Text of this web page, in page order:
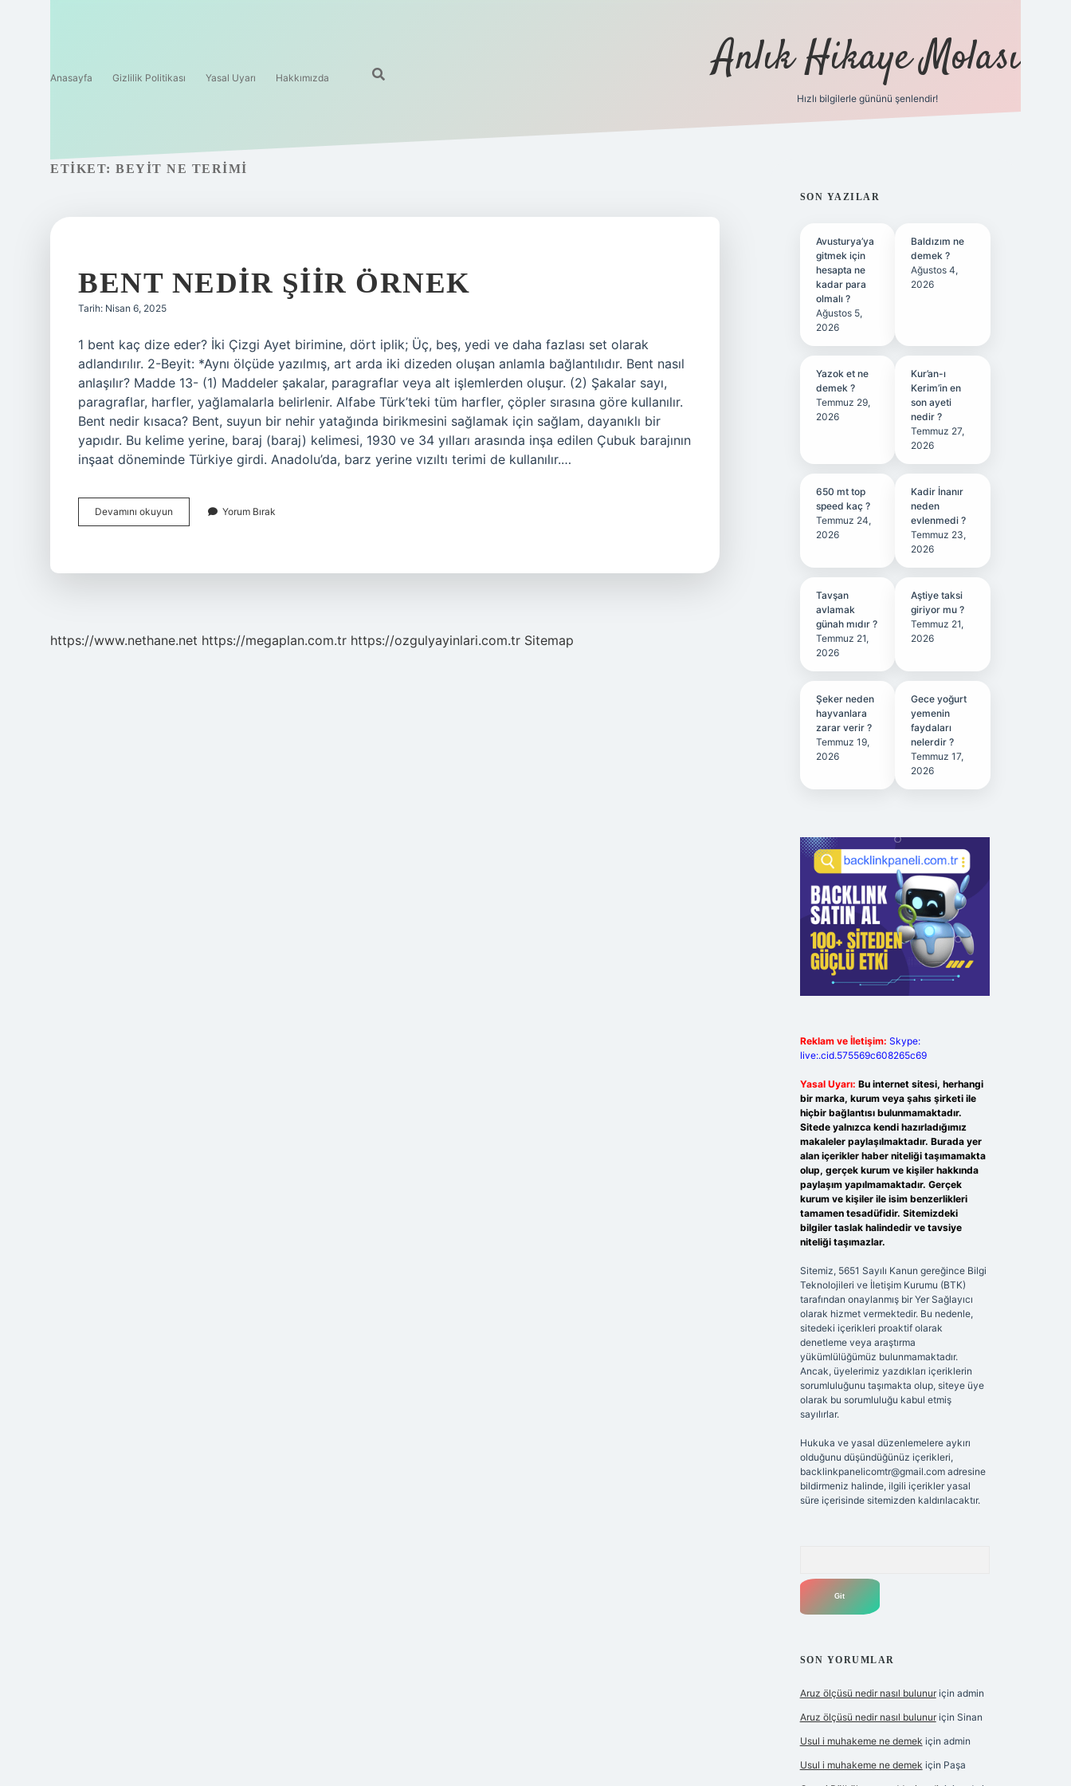
Anasayfa Gizlilik Politikası Yasal Uyarı Hakkımızda Anlık Hikaye Molası
Hızlı bilgilerle gününü şenlendir!
ETIKET: BEYIT NE TERIMI
BENT NEDIR ŞIIR ÖRNEK
Tarih: Nisan 6, 2025
1 bent kaç dize eder? İki Çizgi Ayet birimine, dört iplik; Üç, beş, yedi ve daha fazlası set olarak
adlandırılır. 2-Beyit: *Aynı ölçüde yazılmış, art arda iki dizeden oluşan anlamla bağlantılıdır. Bent nasıl
anlaşılır? Madde 13- (1) Maddeler şakalar, paragraflar veya alt işlemlerden oluşur. (2) Şakalar sayı,
paragraflar, harfler, yağlamalarla belirlenir. Alfabe Türk’teki tüm harfler, çöpler sırasına göre kullanılır.
Bent nedir kısaca? Bent, suyun bir nehir yatağında birikmesini sağlamak için sağlam, dayanıklı bir
yapıdır. Bu kelime yerine, baraj (baraj) kelimesi, 1930 ve 34 yılları arasında inşa edilen Çubuk barajının
inşaat döneminde Türkiye girdi. Anadolu’da, barz yerine vızıltı terimi de kullanılır.…
Devamını okuyun
Nedir
Yorum Bırak
https://www.nethane.net https://megaplan.com.tr https://ozgulyayinlari.com.tr Sitemap
SIDEBAR
SON YAZILAR
Avusturya’ya
gitmek için
hesapta ne
kadar para
olmalı ?
Ağustos 5,
2026
Baldızım ne
demek ?
Ağustos 4,
2026
Yazok et ne
demek ?
Temmuz 29,
2026
Kur’an-ı
Kerim’in en
son ayeti
nedir ?
Temmuz 27,
2026
650 mt top
speed kaç ?
Temmuz 24,
2026
Kadir İnanır
neden
evlenmedi ?
Temmuz 23,
2026
Tavşan
avlamak
günah mıdır ?
Temmuz 21,
2026
Aştiye taksi
giriyor mu ?
Temmuz 21,
2026
Şeker neden
hayvanlara
zarar verir ?
Temmuz 19,
2026
Gece yoğurt
yemenin
faydaları
nelerdir ?
Temmuz 17,
2026
Reklam ve İletişim: Skype:
live:.cid.575569c608265c69
Yasal Uyarı: Bu internet sitesi, herhangi
bir marka, kurum veya şahıs şirketi ile
hiçbir bağlantısı bulunmamaktadır.
Sitede yalnızca kendi hazırladığımız
makaleler paylaşılmaktadır. Burada yer
alan içerikler haber niteliği taşımamakta
olup, gerçek kurum ve kişiler hakkında
paylaşım yapılmamaktadır. Gerçek
kurum ve kişiler ile isim benzerlikleri
tamamen tesadüfidir. Sitemizdeki
bilgiler taslak halindedir ve tavsiye
niteliği taşımazlar.
Sitemiz, 5651 Sayılı Kanun gereğince Bilgi
Teknolojileri ve İletişim Kurumu (BTK)
tarafından onaylanmış bir Yer Sağlayıcı
olarak hizmet vermektedir. Bu nedenle,
sitedeki içerikleri proaktif olarak
denetleme veya araştırma
yükümlülüğümüz bulunmamaktadır.
Ancak, üyelerimiz yazdıkları içeriklerin
sorumluluğunu taşımakta olup, siteye üye
olarak bu sorumluluğu kabul etmiş
sayılırlar.
Hukuka ve yasal düzenlemelere aykırı
olduğunu düşündüğünüz içerikleri,
backlinkpanelicomtr@gmail.comadresine
bildirmeniz halinde, ilgili içerikler yasal
süre içerisinde sitemizden kaldırılacaktır.
SON YORUMLAR
Aruz ölçüsü nedir nasıl bulunuriçin admin
Aruz ölçüsü nedir nasıl bulunuriçin Sinan
Usul i muhakeme ne demek için admin
Usul i muhakeme ne demek için Paşa